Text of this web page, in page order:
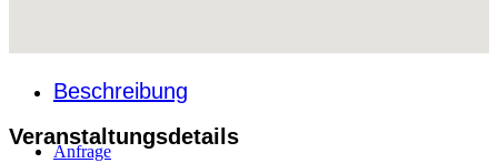
Anfrage
Beschreibung
Veranstaltungsdetails